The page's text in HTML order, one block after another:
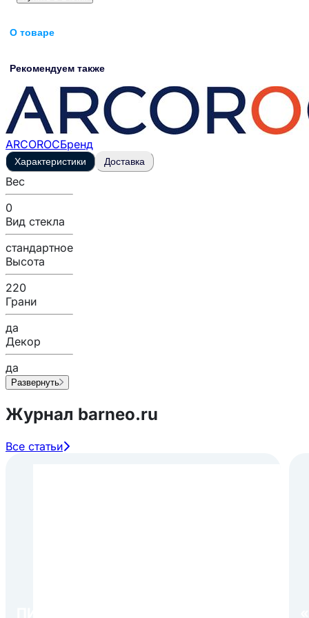
О товаре
Рекомендуем также
ARCOROCБренд
Характеристики Доставка
Вес
0
Вид стекла
стандартное
Высота
220
Грани
да
Декор
да
Развернуть
Журнал barneo.ru
Все статьи